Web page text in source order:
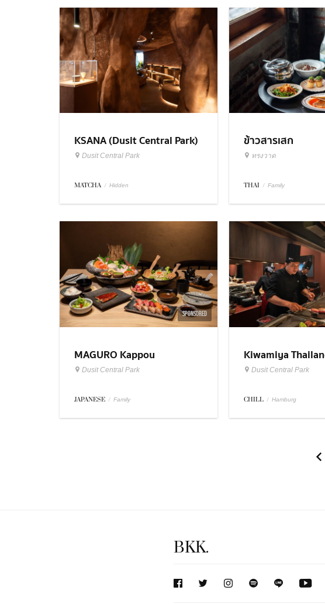
KSANA (Dusit Central Park)
Dusit Central Park
MATCHA / Hidden
ข้าวสารเสก
ทรงวาด
THAI / Family
SPONSORED
MAGURO Kappou
Dusit Central Park
JAPANESE / Family
Kiwamiya
Dusit Central Park
CHILL / Hamburg
BKK.